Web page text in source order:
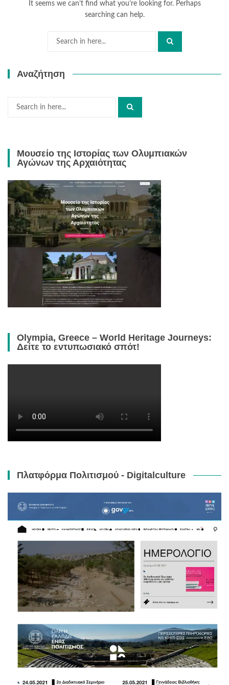
It seems we can’t find what you’re looking for. Perhaps
searching can help.
Search
Αναζήτηση
Search
Μουσείο της Ιστορίας των Ολυμπιακών
Αγώνων της Αρχαιότητας
Olympia, Greece – World Heritage Journeys:
Δείτε το εντυπωσιακό σπότ!
Πλατφόρμα Πολιτισμού - Digitalculture